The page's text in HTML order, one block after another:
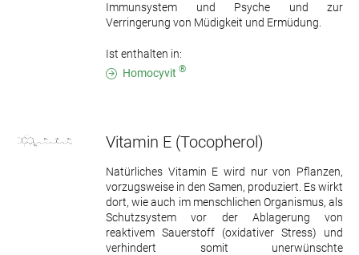
Immunsystem und Psyche und zur
Verringerung von Müdigkeit und Ermüdung.
Ist enthalten in:
Homocyvit ®
Vitamin E (Tocopherol)
Natürliches Vitamin E wird nur von Pflanzen,
vorzugsweise in den Samen, produziert. Es wirkt
dort, wie auch im menschlichen Organismus, als
Schutzsystem vor der Ablagerung von
reaktivem Sauerstoff (oxidativer Stress) und
verhindert somit unerwünschte